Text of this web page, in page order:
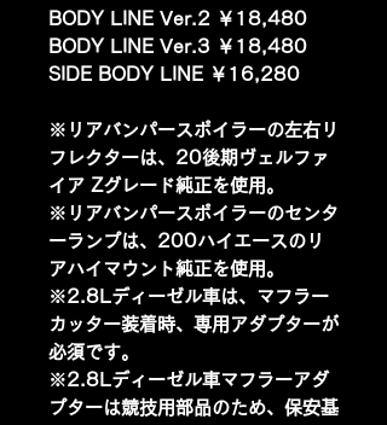
BODY LINE Ver.2 ￥18,480
BODY LINE Ver.3 ￥18,480
SIDE BODY LINE ￥16,280
※リアバンパースポイラーの左右リ
フレクターは、20後期ヴェルファ
イア Zグレード純正を使用。
※リアバンパースポイラーのセンタ
ーランプは、200ハイエースのリ
アハイマウント純正を使用。
※2.8Lディーゼル車は、マフラー
カッター装着時、専用アダプターが
必須です。
※2.8Lディーゼル車マフラーアダ
プターは競技用部品のため、保安基